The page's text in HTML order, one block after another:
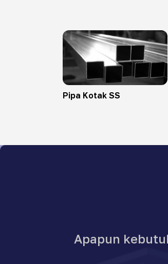
Pipa Kotak SS
Apapun